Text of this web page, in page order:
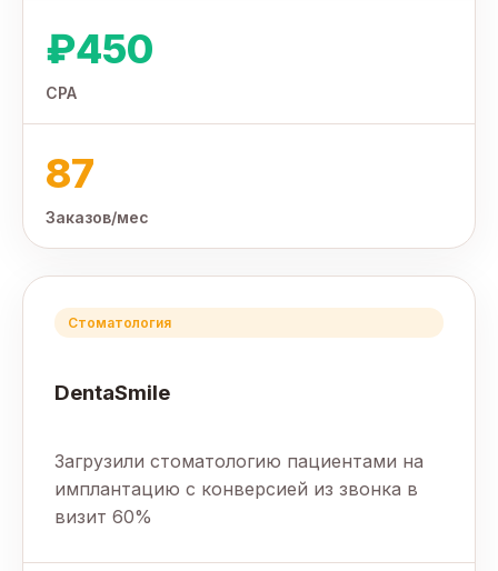
₽450
CPA
87
Заказов/мес
Стоматология
DentaSmile
Загрузили стоматологию пациентами на
имплантацию с конверсией из звонка в
визит 60%